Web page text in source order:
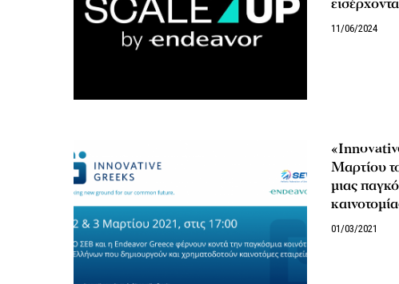
11/06/2024
Μαρτίου
μιας
01/03/2021